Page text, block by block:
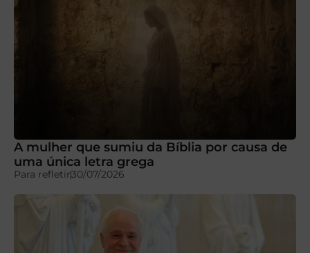
A mulher que sumiu da Bíblia por causa de
uma única letra grega
Para refletir30/07/2026